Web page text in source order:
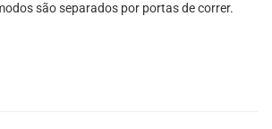
são separados por portas de correr.